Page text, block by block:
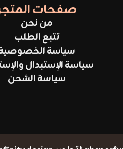
صفحات
من نحن
تتبع الطلب
سياسة
سياسة الإستبدال
سياسة الشحن